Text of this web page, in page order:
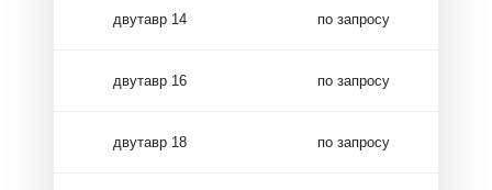
двутавр 14 по запросу
двутавр 16 по запросу
двутавр 18 по запросу